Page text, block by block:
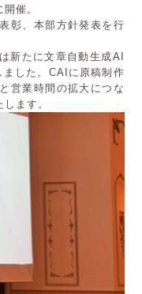
催。
彰、本部方針発表を行
新たに文章自動生成AI
ました。CAIに原稿制作
営業時間の拡大につな
ます。